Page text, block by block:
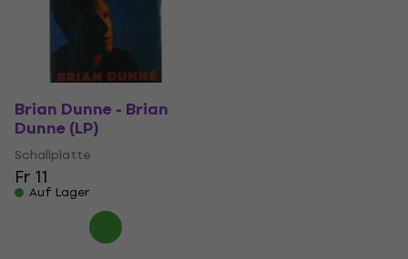
Brian Dunne - Brian
Dunne (LP)
Schallplatte
Fr 11
Auf Lager